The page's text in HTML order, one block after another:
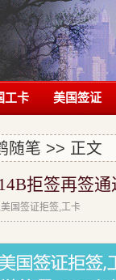
工卡 美国签证
随笔 >> 正文
拒签再签通
国签证拒签,工卡